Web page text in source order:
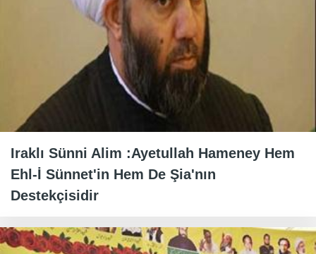
Iraklı Sünni Alim :Ayetullah Hameney Hem
Ehl-İ Sünnet'in Hem De Şia'nın
Destekçisidir